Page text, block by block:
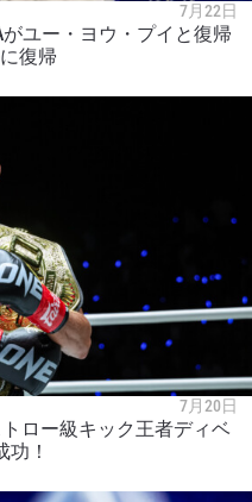
7月22日
がユー・ヨウ・プイと復帰
復帰
7月20日
トロー級キック王者ディベ
！